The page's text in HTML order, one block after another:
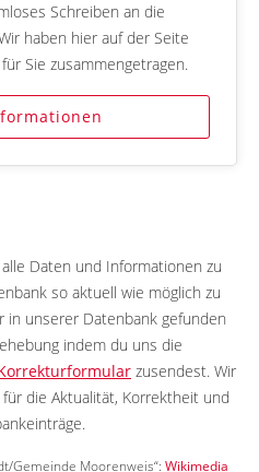
Schreiben an die
haben hier auf der Seite
Sie zusammengetragen.
Daten und Informationen zu
so aktuell wie möglich zu
in unserer Datenbank gefunden
indem du uns die
zusendest. Wir
die Aktualität, Korrektheit und
Gemeinde Moorenweis“: Wikimedia